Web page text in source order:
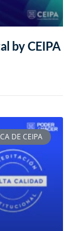
by CEIPA
DE CEIPA